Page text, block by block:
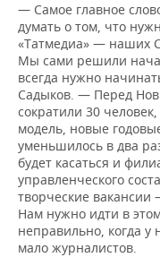
— Самое главное
думать о том, что
«Татмедиа» — наших
Мы сами решили
всегда нужно
Садыков. — Перед
сократили 30
модель, новые
уменьшилось в два
будет касаться и
управленческого
творческие
Нам нужно идти в
неправильно, когда у
мало журналистов.